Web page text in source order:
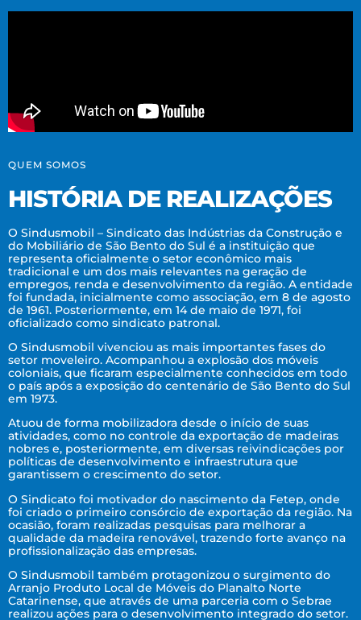
QUEM SOMOS
HISTÓRIA DE REALIZAÇÕES
O Sindusmobil – Sindicato das Indústrias da Construção e
do Mobiliário de São Bento do Sul é a instituição que
representa oficialmente o setor econômico mais
tradicional e um dos mais relevantes na geração de
empregos, renda e desenvolvimento da região. A entidade
foi fundada, inicialmente como associação, em 8 de agosto
de 1961. Posteriormente, em 14 de maio de 1971, foi
oficializado como sindicato patronal.
O Sindusmobil vivenciou as mais importantes fases do
setor moveleiro. Acompanhou a explosão dos móveis
coloniais, que ficaram especialmente conhecidos em todo
o país após a exposição do centenário de São Bento do Sul
em 1973.
Atuou de forma mobilizadora desde o início de suas
atividades, como no controle da exportação de madeiras
nobres e, posteriormente, em diversas reivindicações por
políticas de desenvolvimento e infraestrutura que
garantissem o crescimento do setor.
O Sindicato foi motivador do nascimento da Fetep, onde
foi criado o primeiro consórcio de exportação da região. Na
ocasião, foram realizadas pesquisas para melhorar a
qualidade da madeira renovável, trazendo forte avanço na
profissionalização das empresas.
O Sindusmobil também protagonizou o surgimento do
Arranjo Produto Local de Móveis do Planalto Norte
Catarinense, que através de uma parceria com o Sebrae
realizou ações para o desenvolvimento integrado do setor.